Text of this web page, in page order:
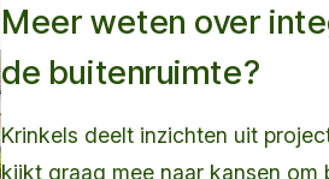
Meer weten over
de buitenruimte?
Krinkels deelt inzichten uit
kijkt graag mee naar kansen om